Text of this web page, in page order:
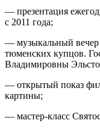
— презентация
с 2011 года;
— музыкальный вечер
тюменских купцов.
Владимировны
— открытый показ
картины;
— мастер-класс